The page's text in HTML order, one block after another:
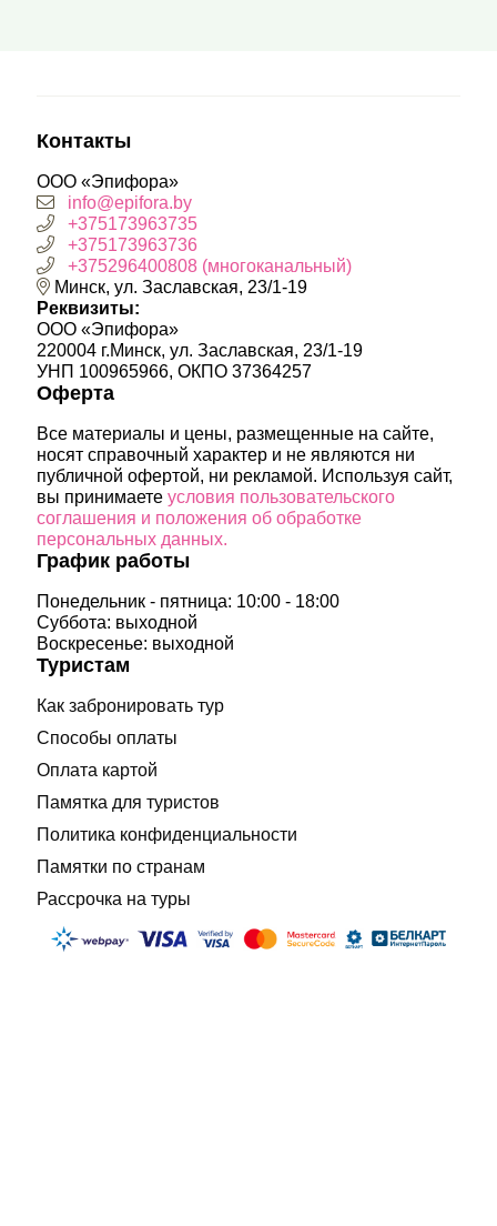
Контакты
ООО «Эпифора»
info@epifora.by
+375173963735
+375173963736
+375296400808 (многоканальный)
Минск, ул. Заславская, 23/1-19
Реквизиты:
ООО «Эпифора»
220004 г.Минск, ул. Заславская, 23/1-19
УНП 100965966, ОКПО 37364257
Оферта
Все материалы и цены, размещенные на сайте,
носят справочный характер и не являются ни
публичной офертой, ни рекламой. Используя сайт,
вы принимаете условия пользовательского
соглашения и положения об обработке
персональных данных.
График работы
Понедельник - пятница: 10:00 - 18:00
Суббота: выходной
Воскресенье: выходной
Туристам
Как забронировать тур
Способы оплаты
Оплата картой
Памятка для туристов
Политика конфиденциальности
Памятки по странам
Рассрочка на туры